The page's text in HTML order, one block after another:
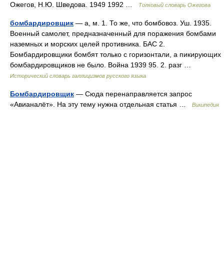
Ожегов, Н.Ю. Шведова. 1949 1992 …
Толковый словарь Ожегова
бомбардировщик — а, м. 1. То же, что бомбовоз. Уш. 1935.
Военный самолет, предназначенный для поражения бомбами
наземных и морских целей противника. БАС 2.
Бомбардировщики бомбят только с горизонтали, а пикирующих
бомбардировщиков не было. Война 1939 95. 2. разг …
Исторический словарь галлицизмов русского языка
Бомбардировщик — Сюда перенаправляется запрос
«Авианалёт». На эту тему нужна отдельная статья …
Википедия